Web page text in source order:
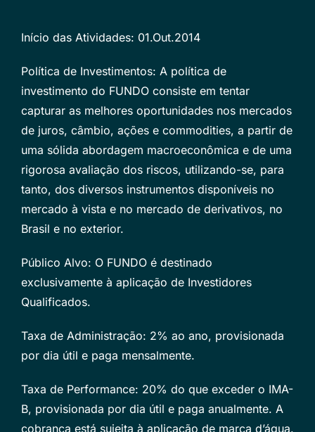
Início das Atividades: 01.Out.2014
Política de Investimentos: A política de
investimento do FUNDO consiste em tentar
capturar as melhores oportunidades nos mercados
de juros, câmbio, ações e commodities, a partir de
uma sólida abordagem macroeconômica e de uma
rigorosa avaliação dos riscos, utilizando-se, para
tanto, dos diversos instrumentos disponíveis no
mercado à vista e no mercado de derivativos, no
Brasil e no exterior.
Público Alvo: O FUNDO é destinado
exclusivamente à aplicação de Investidores
Qualificados.
Taxa de Administração: 2% ao ano, provisionada
por dia útil e paga mensalmente.
Taxa de Performance: 20% do que exceder o IMA-
B, provisionada por dia útil e paga anualmente. A
cobrança está sujeita à aplicação de marca d’água.